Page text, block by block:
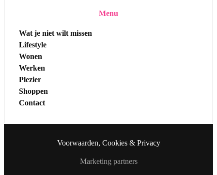
Menu
Wat je niet wilt missen
Lifestyle
Wonen
Werken
Plezier
Shoppen
Contact
Voorwaarden, Cookies & Privacy
Marketing partners